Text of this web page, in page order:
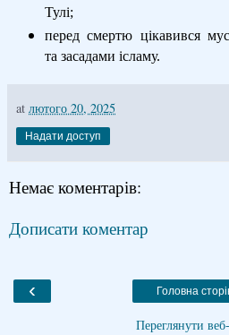
Тулі;
перед смертю цікавився
та засадами ісламу.
at лютого 20, 2025
Надати доступ
Немає коментарів:
Дописати коментар
‹ Головна
Переглянути